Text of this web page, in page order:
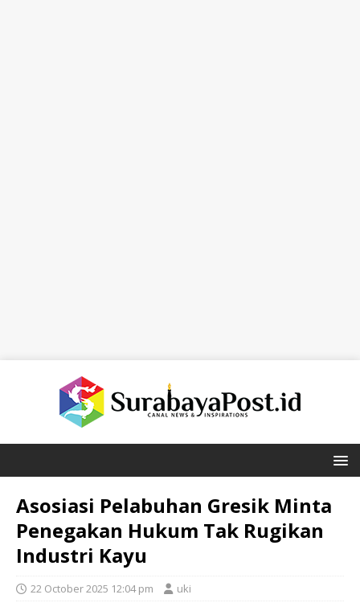
Asosiasi Pelabuhan Gresik Minta
Penegakan Hukum Tak Rugikan
Industri Kayu
22 October 2025 12:04 pm uki